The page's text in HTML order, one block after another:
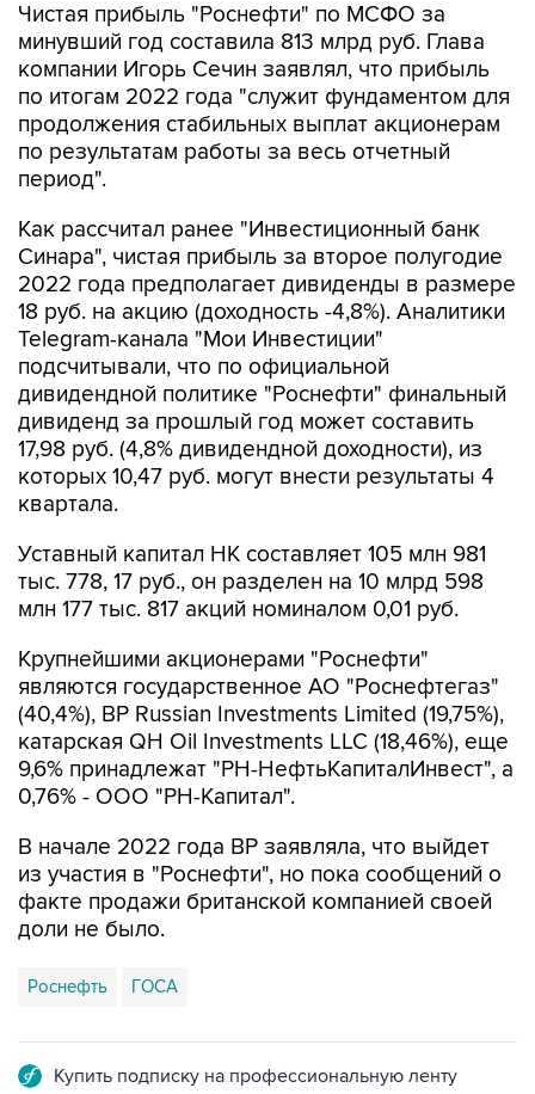
Чистая прибыль "Роснефти" по МСФО за
минувший год составила 813 млрд руб. Глава
компании Игорь Сечин заявлял, что прибыль
по итогам 2022 года "служит фундаментом для
продолжения стабильных выплат акционерам
по результатам работы за весь отчетный
период".
Как рассчитал ранее "Инвестиционный банк
Синара", чистая прибыль за второе полугодие
2022 года предполагает дивиденды в размере
18 руб. на акцию (доходность -4,8%). Аналитики
Telegram-канала "Мои Инвестиции"
подсчитывали, что по официальной
дивидендной политике "Роснефти" финальный
дивиденд за прошлый год может составить
17,98 руб. (4,8% дивидендной доходности), из
которых 10,47 руб. могут внести результаты 4
квартала.
Уставный капитал НК составляет 105 млн 981
тыс. 778, 17 руб., он разделен на 10 млрд 598
млн 177 тыс. 817 акций номиналом 0,01 руб.
Крупнейшими акционерами "Роснефти"
являются государственное АО "Роснефтегаз"
(40,4%), BP Russian Investments Limited (19,75%),
катарская QH Oil Investments LLC (18,46%), еще
9,6% принадлежат "РН-НефтьКапиталИнвест", а
0,76% - ООО "РН-Капитал".
В начале 2022 года ВР заявляла, что выйдет
из участия в "Роснефти", но пока сообщений о
факте продажи британской компанией своей
доли не было.
Роснефть ГОСА
Купить подписку на профессиональную ленту